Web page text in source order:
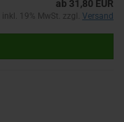
ab 31,80 EUR
inkl. 19% MwSt. zzgl. Versand